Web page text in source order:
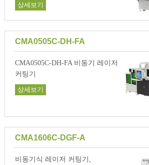
상세보기
CMA0505C-DH-FA
CMA0505C-DH-FA 비동기 레이저
커팅기
상세보기
CMA1606C-DGF-A
비동기식 레이저 커팅기,